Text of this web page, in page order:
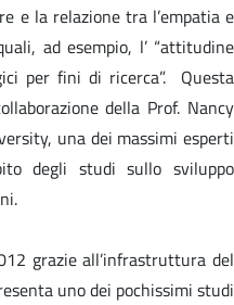
e la relazione tra l’empatia e
ad esempio, l’ “attitudine
per fini di ricerca”. Questa
della Prof. Nancy
una dei massimi esperti
degli studi sullo sviluppo
grazie all’infrastruttura del
uno dei pochissimi studi